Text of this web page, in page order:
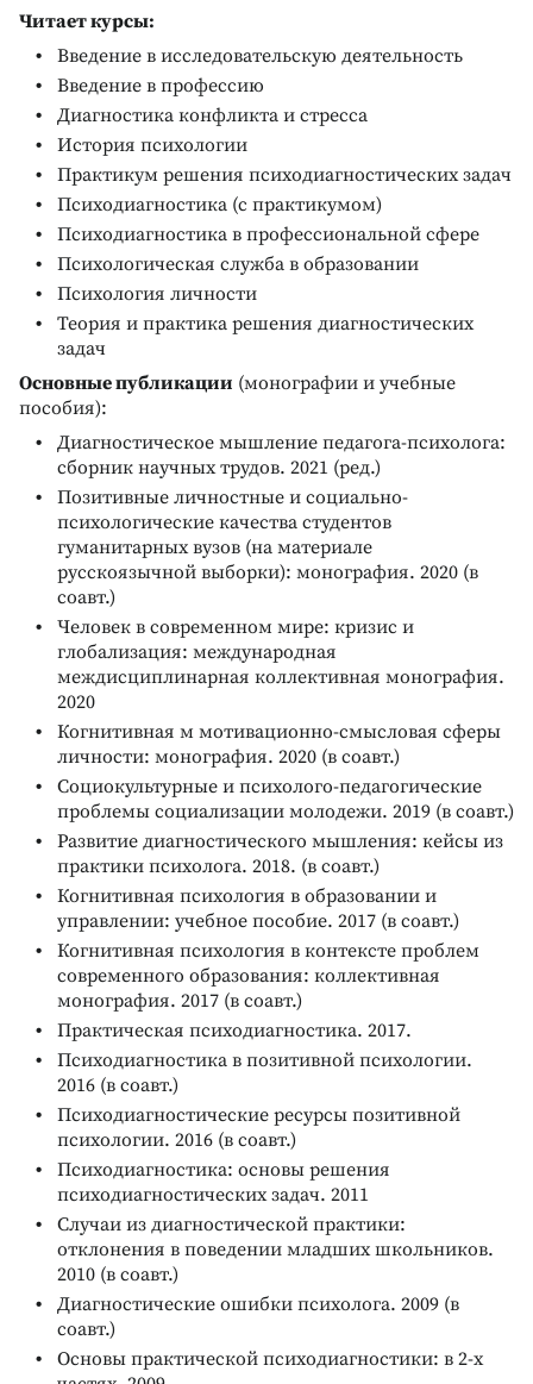
Читает курсы:
Введение в исследовательскую деятельность
Введение в профессию
Диагностика конфликта и стресса
История психологии
Практикум решения психодиагностических задач
Психодиагностика (с практикумом)
Психодиагностика в профессиональной сфере
Психологическая служба в образовании
Психология личности
Теория и практика решения диагностических
задач
Основные публикации (монографии и учебные
пособия):
Диагностическое мышление педагога-психолога:
сборник научных трудов. 2021 (ред.)
Позитивные личностные и социально-
психологические качества студентов
гуманитарных вузов (на материале
русскоязычной выборки): монография. 2020 (в
соавт.)
Человек в современном мире: кризис и
глобализация: международная
междисциплинарная коллективная монография.
2020
Когнитивная м мотивационно-смысловая сферы
личности: монография. 2020 (в соавт.)
Социокультурные и психолого-педагогические
проблемы социализации молодежи. 2019 (в соавт.)
Развитие диагностического мышления: кейсы из
практики психолога. 2018. (в соавт.)
Когнитивная психология в образовании и
управлении: учебное пособие. 2017 (в соавт.)
Когнитивная психология в контексте проблем
современного образования: коллективная
монография. 2017 (в соавт.)
Практическая психодиагностика. 2017.
Психодиагностика в позитивной психологии.
2016 (в соавт.)
Психодиагностические ресурсы позитивной
психологии. 2016 (в соавт.)
Психодиагностика: основы решения
психодиагностических задач. 2011
Случаи из диагностической практики:
отклонения в поведении младших школьников.
2010 (в соавт.)
Диагностические ошибки психолога. 2009 (в
соавт.)
Основы практической психодиагностики: в 2-х